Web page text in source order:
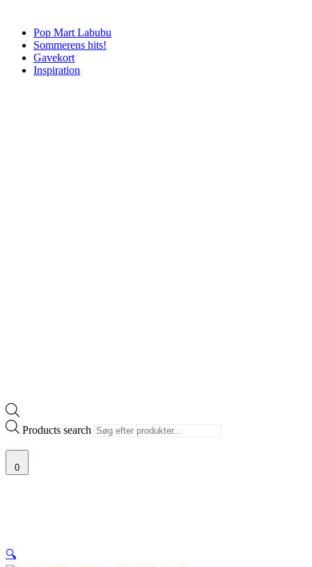
Pop Mart Labubu
Sommerens hits!
Gavekort
Inspiration
Products search
0
🔍